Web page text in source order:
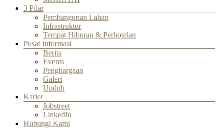
3 Pilar
Pembangunan Lahan
Infrastruktur
Tempat Hiburan & Perhotelan
Pusat Informasi
Berita
Events
Penghargaan
Galeri
Unduh
Karier
Jobstreet
LinkedIn
Hubungi Kami